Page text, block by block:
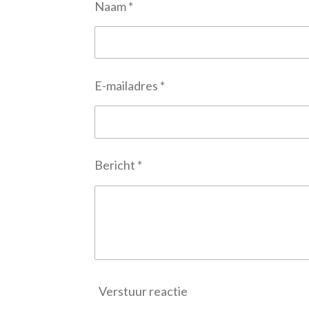
Naam *
E-mailadres *
Bericht *
Verstuur reactie